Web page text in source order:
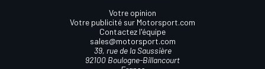
Votre opinion
Votre publicité sur Motorsport.com
Contactez l'équipe
sales@motorsport.com
39, rue de la Saussière
92100 Boulogne-Billancourt